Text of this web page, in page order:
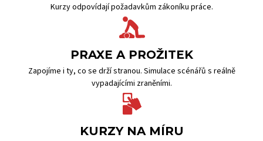
Kurzy odpovídají požadavkům zákoníku práce.
PRAXE A PROŽITEK
Zapojíme i ty, co se drží stranou. Simulace scénářů s reálně
vypadajícími zraněními.
KURZY NA MÍRU